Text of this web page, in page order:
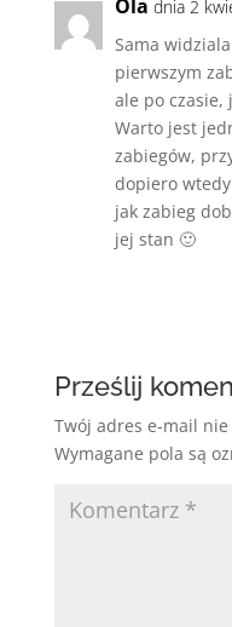
Ola dnia 2
Sama
pierwszym
ale po czasie,
Warto jest
zabiegów,
dopiero
jak zabieg
jej stan 🙂
Prześlij
Twój adres e-mail
Wymagane pola są